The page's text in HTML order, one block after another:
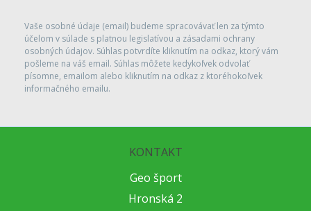
Vaše osobné údaje (email) budeme spracovávať len za týmto
účelom v súlade s platnou legislatívou a zásadami ochrany
osobných údajov. Súhlas potvrdíte kliknutím na odkaz, ktorý vám
pošleme na váš email. Súhlas môžete kedykoľvek odvolať
písomne, emailom alebo kliknutím na odkaz z ktoréhokoľvek
informačného emailu.
KONTAKT
Geo šport
Hronská 2